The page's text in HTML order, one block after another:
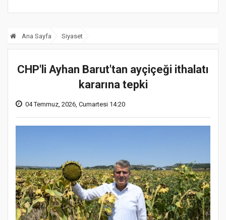
Ana Sayfa Siyaset
CHP'li Ayhan Barut'tan ayçiçeği ithalatı
kararına tepki
04 Temmuz, 2026, Cumartesi 14:20